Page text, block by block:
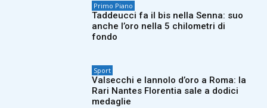
Primo Piano
Taddeucci fa il bis nella Senna: suo
anche l’oro nella 5 chilometri di
fondo
Sport
Valsecchi e Iannolo d’oro a Roma: la
Rari Nantes Florentia sale a dodici
medaglie